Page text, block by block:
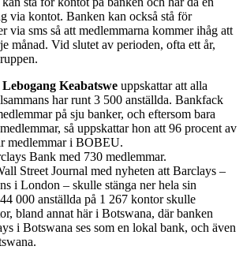
via kontot. Banken kan också stå för
via sms så att medlemmarna kommer ihåg att
månad. Vid slutet av perioden, ofta ett år,
Keabatswe uppskattar att alla
har runt 3 500 anställda. Bankfack
på sju banker, och eftersom bara
så uppskattar hon att 96 procent av
medlemmar i BOBEU.
Bank med 730 medlemmar.
Street Journal med nyheten att Barclays –
i London – skulle stänga ner hela sin
000 anställda på 1 267 kontor skulle
bland annat här i Botswana, där banken
i Botswana ses som en lokal bank, och även